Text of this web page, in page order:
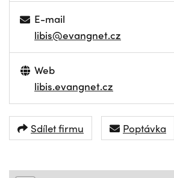
E-mail
libis@evangnet.cz
Web
libis.evangnet.cz
Sdílet firmu Poptávka